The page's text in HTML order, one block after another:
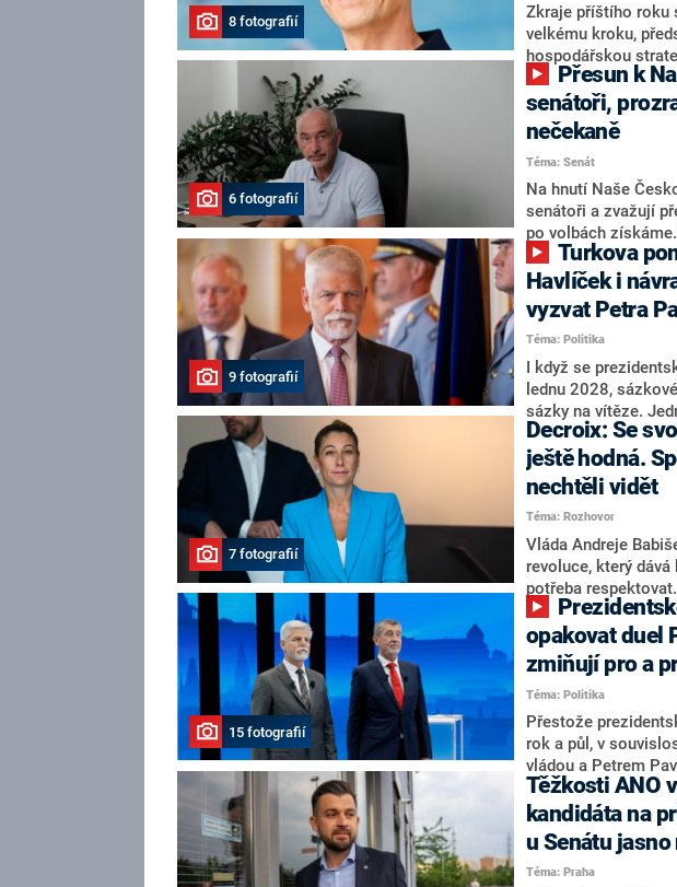
8 fotografií
Zkraje příštího roku
velkému kroku,
hospodářskou
stárnutí populace,
nový předseda
senátních volbách
aktivitu opozice, o
komentátoři mluví
úmorná práce
námi navíc nechodí
svoje témata,“
NEWS.
6 fotografií
senátoři,
nečekaně
Téma: Senát
Na hnutí Naše
senátoři a zvažují
po volbách
NEWS to řekl
Martin Kuba.
například senátora
součástí klubu ODS
redakce nevyloučil.
Zdeněk Nytra
některých senátorů
nepřítel, ale soupeř.
9 fotografií
Havlíček i
vyzvat Petra
Téma: Politika
I když se
lednu 2028,
sázky na vítěze.
hlava státu Petr
zmiňují dva výrazné
Andreje Babiše a
Oblíbeným tipem
Motoristy Filip
o případné
značně pochybuje.
nemá osobu, která
7 fotografií
Decroix: Se
ještě hodná.
nechtěli vidět
Téma: Rozhovor
Vláda Andreje
revoluce, který
potřeba
ministryně
rozhovoru pro CNN
ohledně politického
Tejce (za ANO) či
práva Taťány Malé
adresu vlády prý
vrátila k volební
hnutí Naše Česko
15 fotografií
opakovat duel
zmiňují pro a
Téma: Politika
Přestože
rok a půl, v
vládou a Petrem
tom, koho by do
koalice. Někteří
jméno premiéra
pravděpodobné, že
bude znovu
Těžkosti ANO
kandidáta na
u Senátu jasno
Téma: Praha